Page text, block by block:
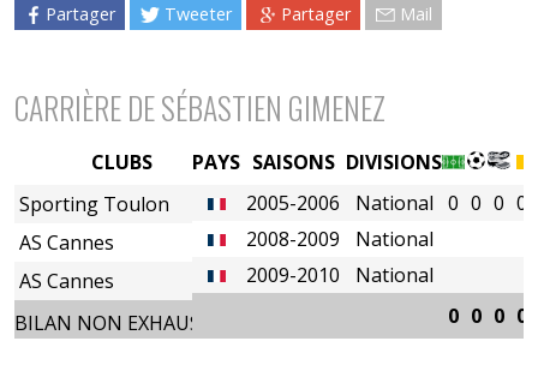
Partager Tweeter Partager Mail
CARRIÈRE DE SÉBASTIEN GIMENEZ
PAYS SAISONS DIVISIONS
2005-2006
National 0 0 0 0
2008-2009
National
2009-2010
National
0 0 0 0
CLUBS
Sporting Toulon
AS Cannes
AS Cannes
BILAN NON EXHAUSTIF